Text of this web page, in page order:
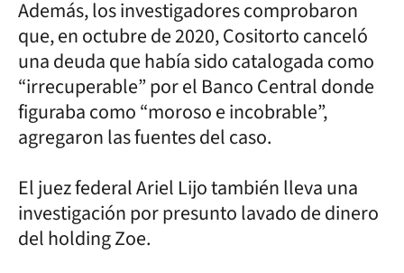
Además, los investigadores comprobaron
que, en octubre de 2020, Cositorto canceló
una deuda que había sido catalogada como
“irrecuperable” por el Banco Central donde
figuraba como “moroso e incobrable”,
agregaron las fuentes del caso.
El juez federal Ariel Lijo también lleva una
investigación por presunto lavado de dinero
del holding Zoe.